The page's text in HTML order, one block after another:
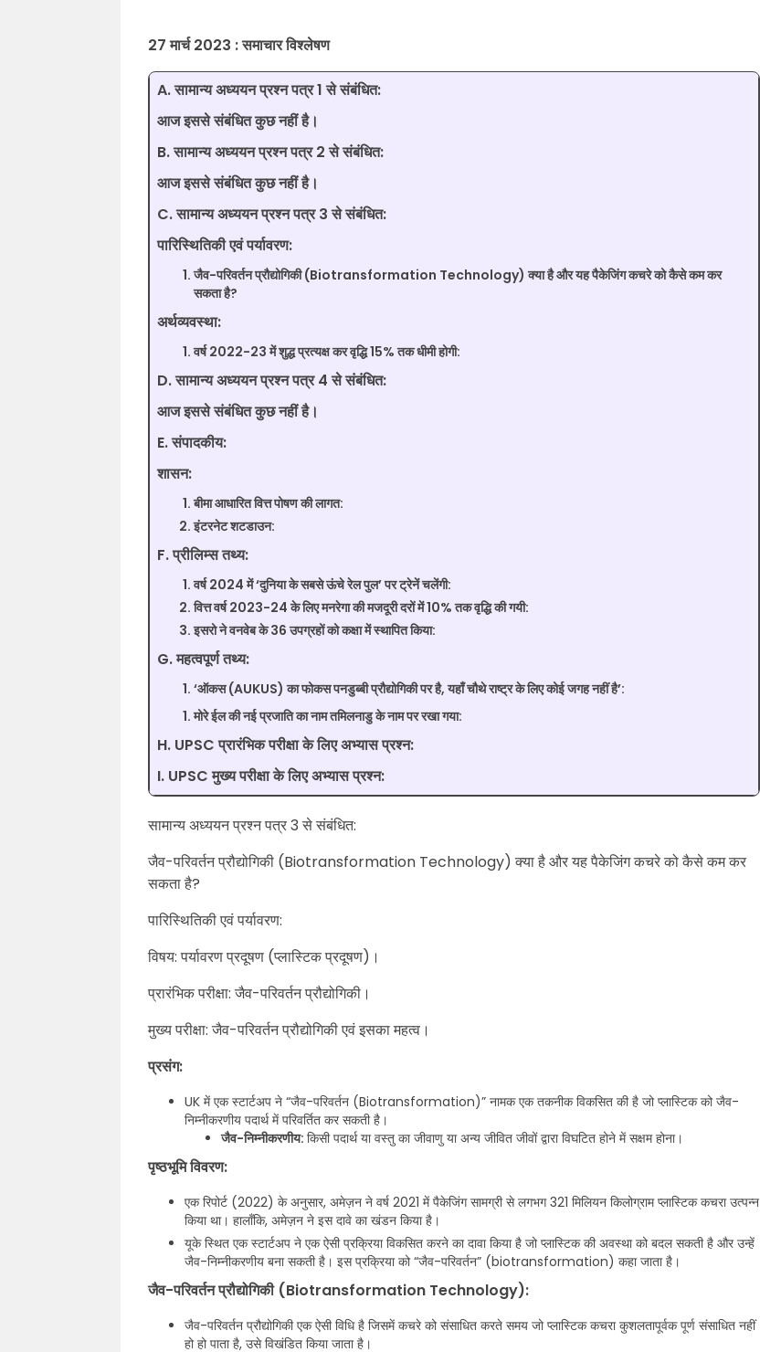
27 मार्च 2023 : समाचार विश्लेषण
A. सामान्य अध्ययन प्रश्न पत्र 1 से संबंधित:
आज इससे संबंधित कुछ नहीं है।
B. सामान्य अध्ययन प्रश्न पत्र 2 से संबंधित:
आज इससे संबंधित कुछ नहीं है।
C. सामान्य अध्ययन प्रश्न पत्र 3 से संबंधित:
पारिस्थितिकी एवं पर्यावरण:
जैव-परिवर्तन प्रौद्योगिकी (Biotransformation Technology) क्या है और यह पैकेजिंग कचरे को कैसे कम कर
सकता है?
अर्थव्यवस्था:
वर्ष 2022-23 में शुद्ध प्रत्यक्ष कर वृद्धि 15% तक धीमी होगी:
D. सामान्य अध्ययन प्रश्न पत्र 4 से संबंधित:
आज इससे संबंधित कुछ नहीं है।
E. संपादकीय:
शासन:
बीमा आधारित वित्त पोषण की लागत:
इंटरनेट शटडाउन:
F. प्रीलिम्स तथ्य:
वर्ष 2024 में ‘दुनिया के सबसे ऊंचे रेल पुल’ पर ट्रेनें चलेंगी:
वित्त वर्ष 2023-24 के लिए मनरेगा की मजदूरी दरों में 10% तक वृद्धि की गयी:
इसरो ने वनवेब के 36 उपग्रहों को कक्षा में स्थापित किया:
G. महत्वपूर्ण तथ्य:
‘ऑकस (AUKUS) का फोकस पनडुब्बी प्रौद्योगिकी पर है, यहाँ चौथे राष्ट्र के लिए कोई जगह नहीं है’:
मोरे ईल की नई प्रजाति का नाम तमिलनाडु के नाम पर रखा गया:
H. UPSC प्रारंभिक परीक्षा के लिए अभ्यास प्रश्न:
I. UPSC मुख्य परीक्षा के लिए अभ्यास प्रश्न:
सामान्य अध्ययन प्रश्न पत्र 3 से संबंधित:
जैव-परिवर्तन प्रौद्योगिकी (Biotransformation Technology) क्या है और यह पैकेजिंग कचरे को कैसे कम कर
सकता है?
पारिस्थितिकी एवं पर्यावरण:
विषय: पर्यावरण प्रदूषण (प्लास्टिक प्रदूषण)।
प्रारंभिक परीक्षा: जैव-परिवर्तन प्रौद्योगिकी।
मुख्य परीक्षा: जैव-परिवर्तन प्रौद्योगिकी एवं इसका महत्व।
प्रसंग:
UK में एक स्टार्टअप ने “जैव-परिवर्तन (Biotransformation)” नामक एक तकनीक विकसित की है जो प्लास्टिक को जैव-
निम्नीकरणीय पदार्थ में परिवर्तित कर सकती है।
जैव-निम्नीकरणीय: किसी पदार्थ या वस्तु का जीवाणु या अन्य जीवित जीवों द्वारा विघटित होने में सक्षम होना।
पृष्ठभूमि विवरण:
एक रिपोर्ट (2022) के अनुसार, अमेज़न ने वर्ष 2021 में पैकेजिंग सामग्री से लगभग 321 मिलियन किलोग्राम प्लास्टिक कचरा उत्पन्न
किया था। हालाँकि, अमेज़न ने इस दावे का खंडन किया है।
यूके स्थित एक स्टार्टअप ने एक ऐसी प्रक्रिया विकसित करने का दावा किया है जो प्लास्टिक की अवस्था को बदल सकती है और उन्हें
जैव-निम्नीकरणीय बना सकती है। इस प्रक्रिया को “जैव-परिवर्तन” (biotransformation) कहा जाता है।
जैव-परिवर्तन प्रौद्योगिकी (Biotransformation Technology):
जैव-परिवर्तन प्रौद्योगिकी एक ऐसी विधि है जिसमें कचरे को संसाधित करते समय जो प्लास्टिक कचरा कुशलतापूर्वक पूर्ण संसाधित नहीं
हो हो पाता है, उसे विखंडित किया जाता है।